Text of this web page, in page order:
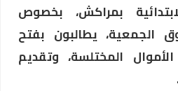
بمراكش، بخصوص
الجمعية، يطالبون بفتح
المختلسة، وتقديم